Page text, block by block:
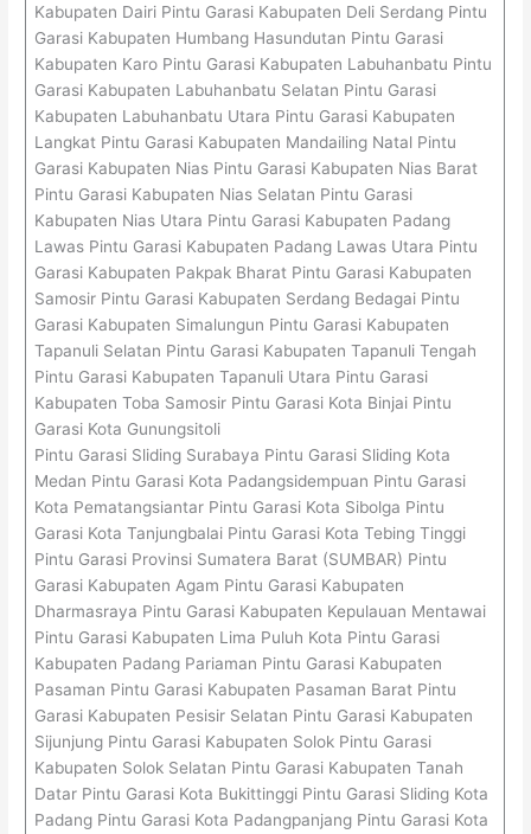
Kabupaten Dairi Pintu Garasi Kabupaten Deli Serdang Pintu
Garasi Kabupaten Humbang Hasundutan Pintu Garasi
Kabupaten Karo Pintu Garasi Kabupaten Labuhanbatu Pintu
Garasi Kabupaten Labuhanbatu Selatan Pintu Garasi
Kabupaten Labuhanbatu Utara Pintu Garasi Kabupaten
Langkat Pintu Garasi Kabupaten Mandailing Natal Pintu
Garasi Kabupaten Nias Pintu Garasi Kabupaten Nias Barat
Pintu Garasi Kabupaten Nias Selatan Pintu Garasi
Kabupaten Nias Utara Pintu Garasi Kabupaten Padang
Lawas Pintu Garasi Kabupaten Padang Lawas Utara Pintu
Garasi Kabupaten Pakpak Bharat Pintu Garasi Kabupaten
Samosir Pintu Garasi Kabupaten Serdang Bedagai Pintu
Garasi Kabupaten Simalungun Pintu Garasi Kabupaten
Tapanuli Selatan Pintu Garasi Kabupaten Tapanuli Tengah
Pintu Garasi Kabupaten Tapanuli Utara Pintu Garasi
Kabupaten Toba Samosir Pintu Garasi Kota Binjai Pintu
Garasi Kota Gunungsitoli
Pintu Garasi Sliding Surabaya Pintu Garasi Sliding Kota
Medan Pintu Garasi Kota Padangsidempuan Pintu Garasi
Kota Pematangsiantar Pintu Garasi Kota Sibolga Pintu
Garasi Kota Tanjungbalai Pintu Garasi Kota Tebing Tinggi
Pintu Garasi Provinsi Sumatera Barat (SUMBAR) Pintu
Garasi Kabupaten Agam Pintu Garasi Kabupaten
Dharmasraya Pintu Garasi Kabupaten Kepulauan Mentawai
Pintu Garasi Kabupaten Lima Puluh Kota Pintu Garasi
Kabupaten Padang Pariaman Pintu Garasi Kabupaten
Pasaman Pintu Garasi Kabupaten Pasaman Barat Pintu
Garasi Kabupaten Pesisir Selatan Pintu Garasi Kabupaten
Sijunjung Pintu Garasi Kabupaten Solok Pintu Garasi
Kabupaten Solok Selatan Pintu Garasi Kabupaten Tanah
Datar Pintu Garasi Kota Bukittinggi Pintu Garasi Sliding Kota
Padang Pintu Garasi Kota Padangpanjang Pintu Garasi Kota